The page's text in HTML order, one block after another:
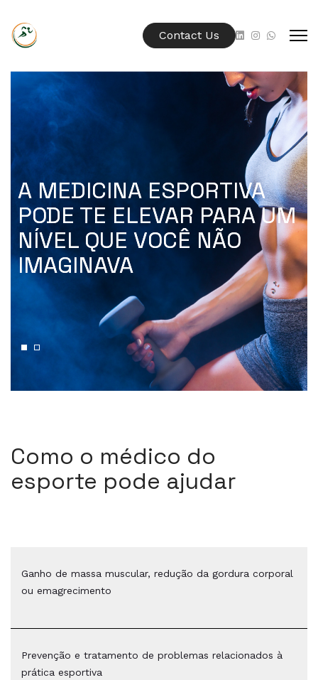
Contact Us
A MEDICINA ESPORTIVA
PODE TE ELEVAR PARA UM
NÍVEL QUE VOCÊ NÃO
IMAGINAVA
Como o médico do
esporte pode ajudar
Ganho de massa muscular, redução da gordura corporal
ou emagrecimento
Prevenção e tratamento de problemas relacionados à
prática esportiva